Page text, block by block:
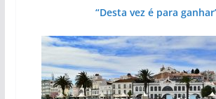
“Desta vez é para